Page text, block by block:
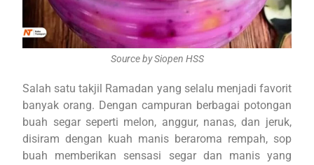
Source by Siopen HSS
Salah satu takjil Ramadan yang selalu menjadi favorit
banyak orang. Dengan campuran berbagai potongan
buah segar seperti melon, anggur, nanas, dan jeruk,
disiram dengan kuah manis beraroma rempah, sop
buah memberikan sensasi segar dan manis yang